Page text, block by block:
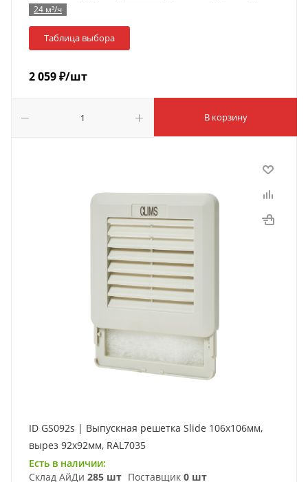
24 м³/ч
Таблица выбора
2 059₽/шт
В корзину
ID GS092s | Выпускная решетка Slide 106х106мм,
вырез 92х92мм, RAL7035
Есть в наличии:
Склад АйДи 285 шт Поставщик 0 шт